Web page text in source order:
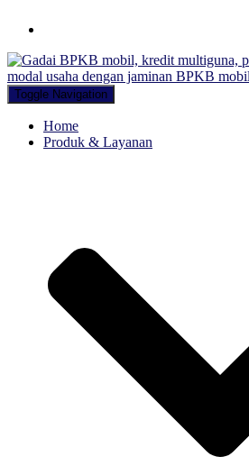
Toggle Navigation
Home
Produk & Layanan